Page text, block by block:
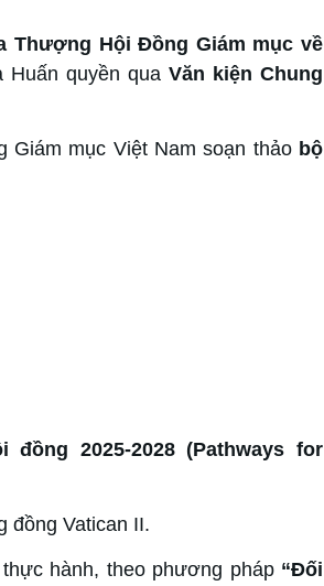
Thượng Hội Đồng Giám mục về
Huấn quyền qua Văn kiện Chung
Giám mục Việt Nam soạn thảo bộ
2025-2028 (Pathways for
đồng Vatican II.
hành, theo phương pháp “Đối